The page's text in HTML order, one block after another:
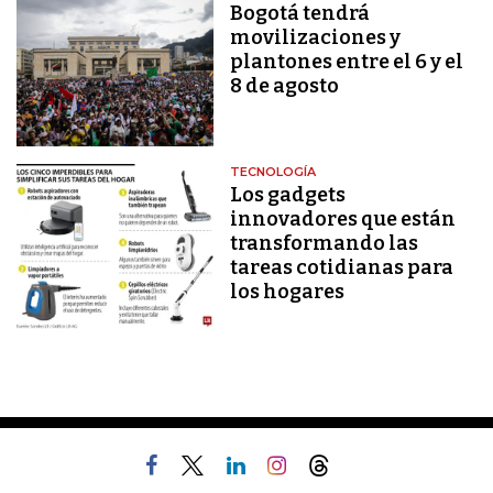
Bogotá tendrá
movilizaciones y
plantones entre el 6 y el
8 de agosto
TECNOLOGÍA
Los gadgets
innovadores que están
transformando las
tareas cotidianas para
los hogares